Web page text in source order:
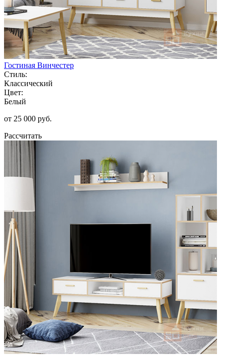
Гостиная Винчестер
Стиль:
Классический
Цвет:
Белый
от 25 000 руб.
Рассчитать